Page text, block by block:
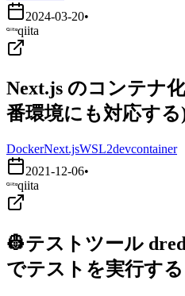
2024-03-20•
qiita
Next.js のコンテナ
番環境にも対応する
DockerNext.jsWSL2devcontainer
2021-12-06•
qiita
👷テストツール
でテストを実行する